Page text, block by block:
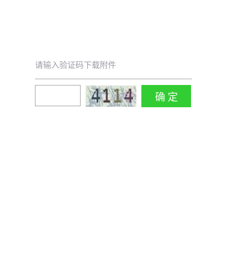
请输入验证码下载附件